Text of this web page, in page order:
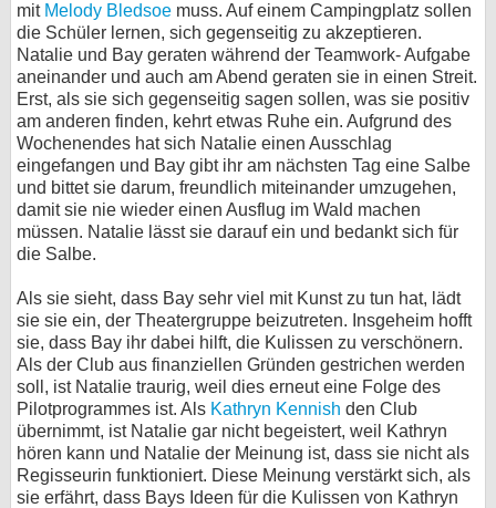
mit Melody Bledsoe muss. Auf einem Campingplatz sollen
die Schüler lernen, sich gegenseitig zu akzeptieren.
Natalie und Bay geraten während der Teamwork- Aufgabe
aneinander und auch am Abend geraten sie in einen Streit.
Erst, als sie sich gegenseitig sagen sollen, was sie positiv
am anderen finden, kehrt etwas Ruhe ein. Aufgrund des
Wochenendes hat sich Natalie einen Ausschlag
eingefangen und Bay gibt ihr am nächsten Tag eine Salbe
und bittet sie darum, freundlich miteinander umzugehen,
damit sie nie wieder einen Ausflug im Wald machen
müssen. Natalie lässt sie darauf ein und bedankt sich für
die Salbe.
Als sie sieht, dass Bay sehr viel mit Kunst zu tun hat, lädt
sie sie ein, der Theatergruppe beizutreten. Insgeheim hofft
sie, dass Bay ihr dabei hilft, die Kulissen zu verschönern.
Als der Club aus finanziellen Gründen gestrichen werden
soll, ist Natalie traurig, weil dies erneut eine Folge des
Pilotprogrammes ist. Als Kathryn Kennish den Club
übernimmt, ist Natalie gar nicht begeistert, weil Kathryn
hören kann und Natalie der Meinung ist, dass sie nicht als
Regisseurin funktioniert. Diese Meinung verstärkt sich, als
sie erfährt, dass Bays Ideen für die Kulissen von Kathryn
Impressum
Desktop-Ansicht
myFanbase